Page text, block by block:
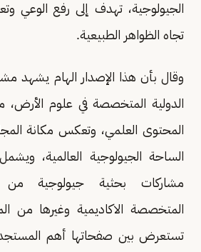
الجيولوجية، تهدف إلى رفع الوعي
تجاه الظواهر الطبيعية.
وقال بأن هذا الإصدار الهام يشهد
الدولية المتخصصة في علوم
المحتوى العلمي، وتعكس مكانة
الساحة الجيولوجية العالمية،
مشاركات بحثية جيولوجية من
المتخصصة الاكاديمية وغيرها من
تستعرض بين صفحاتها أهم